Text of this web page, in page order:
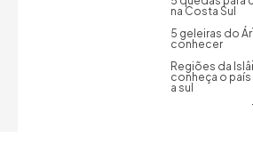
na Costa Sul
5 geleiras do
conhecer
Regiões da
conheça o
a sul